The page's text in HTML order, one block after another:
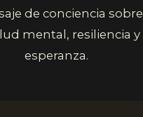
de conciencia sobre
mental, resiliencia y
esperanza.